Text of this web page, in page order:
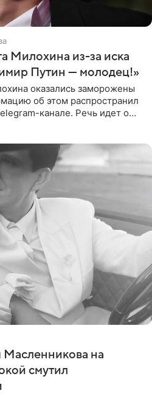
Милохина из-за иска
Путин — молодец!»
оказались заморожены
об этом распространил
канале. Речь идет о
на
смутил